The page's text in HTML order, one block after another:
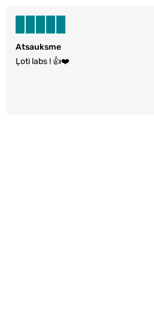
Atsauksme
Ļoti labs ! 👍❤️